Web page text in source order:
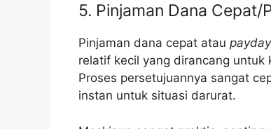
5. Pinjaman Dana Cepat/
Pinjaman dana cepat atau
relatif kecil yang dirancang
Proses persetujuannya sangat
instan untuk situasi darurat.